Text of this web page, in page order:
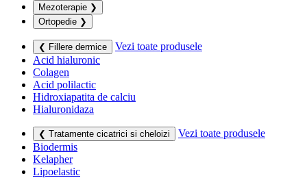
Mezoterapie ❯
Ortopedie ❯
❮ Fillere dermice
Vezi toate produsele
Acid hialuronic
Colagen
Acid polilactic
Hidroxiapatita de calciu
Hialuronidaza
❮ Tratamente cicatrici si cheloizi
Vezi toate produsele
Biodermis
Kelapher
Lipoelastic